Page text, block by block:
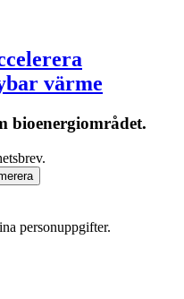
värme
bioenergiområdet.
personuppgifter.